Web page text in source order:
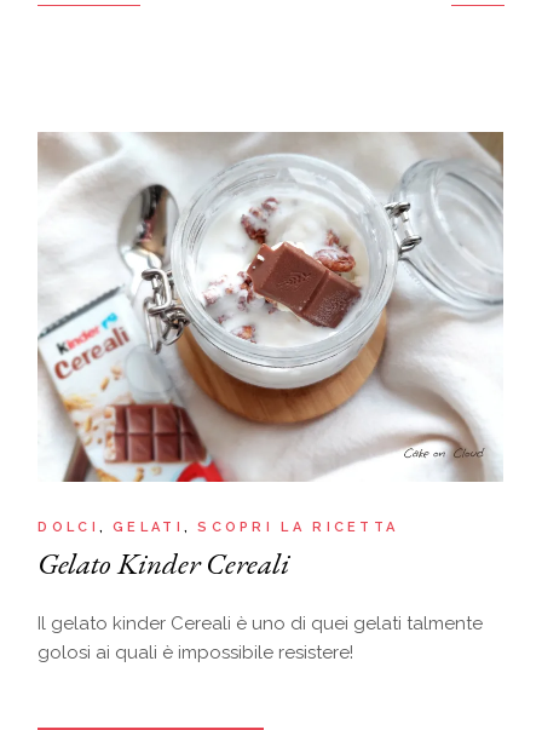
DOLCI GELATI SCOPRI LA RICETTA
Gelato Kinder Cereali
Il gelato kinder Cereali è uno di quei gelati talmente
golosi ai quali è impossibile resistere!